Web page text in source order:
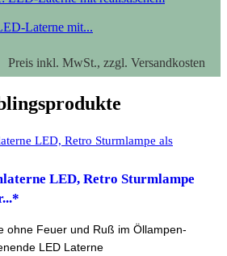
Laterne mit...
Preis inkl. MwSt., zzgl. Versandkosten
LED, Retro Sturmlampe
ohne Feuer und Ruß im Öllampen-
LED Laterne